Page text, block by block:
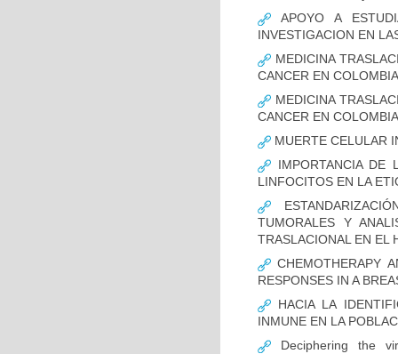
APOYO A
INVESTIGACION EN
MEDICINA
CANCER EN COLOMBIA
MEDICINA
CANCER EN COLOMBIA
MUERTE CELULAR
IMPORTANCIA DE
LINFOCITOS EN LA
TUMORALES Y
TRASLACIONAL EN EL
CHEMOTHERAPY
RESPONSES IN A
HACIA LA
INMUNE EN LA
Deciphering the